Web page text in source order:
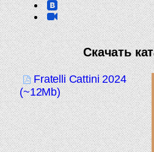
Скачать
Fratelli Cattini 2024
(~12Mb)